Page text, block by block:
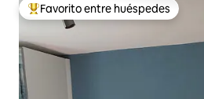
Favorito entre huéspedes preferido
Favorito entre huéspedes